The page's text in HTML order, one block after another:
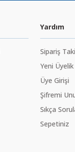
Yardım
Sipariş
Yeni Üyelik
Üye Girişi
Şifremi
Sıkça
Sepetiniz